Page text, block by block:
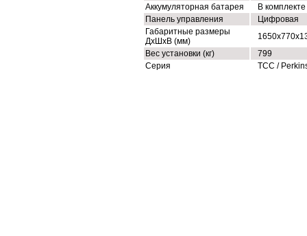
Аккумуляторная батарея
В комплекте
Панель управления
Цифровая
Габаритные размеры
ДхШхВ (мм)
Вес установки (кг)
799
Серия
ТСС /